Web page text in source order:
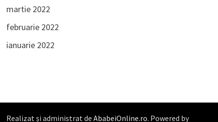
martie 2022
februarie 2022
ianuarie 2022
Realizat și administrat de AbabeiOnline.ro. Powered by